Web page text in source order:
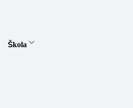
Škola